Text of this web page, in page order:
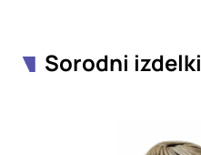
Sorodni izdelki